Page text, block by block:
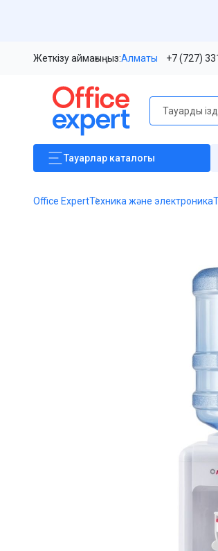
Жеткізу аймағыңыз:Алматы +7 (727)
Тауарлар каталогы
Office ExpertТехника және электроника